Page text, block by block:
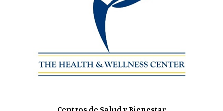
Centros de Salud y Bienestar